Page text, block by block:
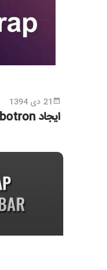
21 دی 1394
ایجاد Jumbotron در Bootstrap